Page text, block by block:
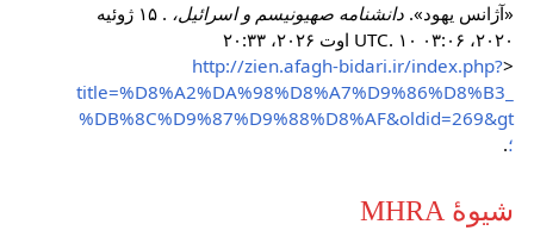
«آژانس یهود». دانشنامه صهیونیسم و اسرائیل،
. ۱۵ ژوئیه
۲۰۲۰، ‏۰۳:۰۶ UTC. ۱۰ اوت ۲۰۲۶، ‏۲۰:۳۳
<
http://zien.afagh-bidari.ir/index.php?
title=%D8%A2%DA%98%D8%A7%D9%86%D8%B3_
%DB%8C%D9%87%D9%88%D8%AF&oldid=269&gt
؛.
شیوهٔ MHRA